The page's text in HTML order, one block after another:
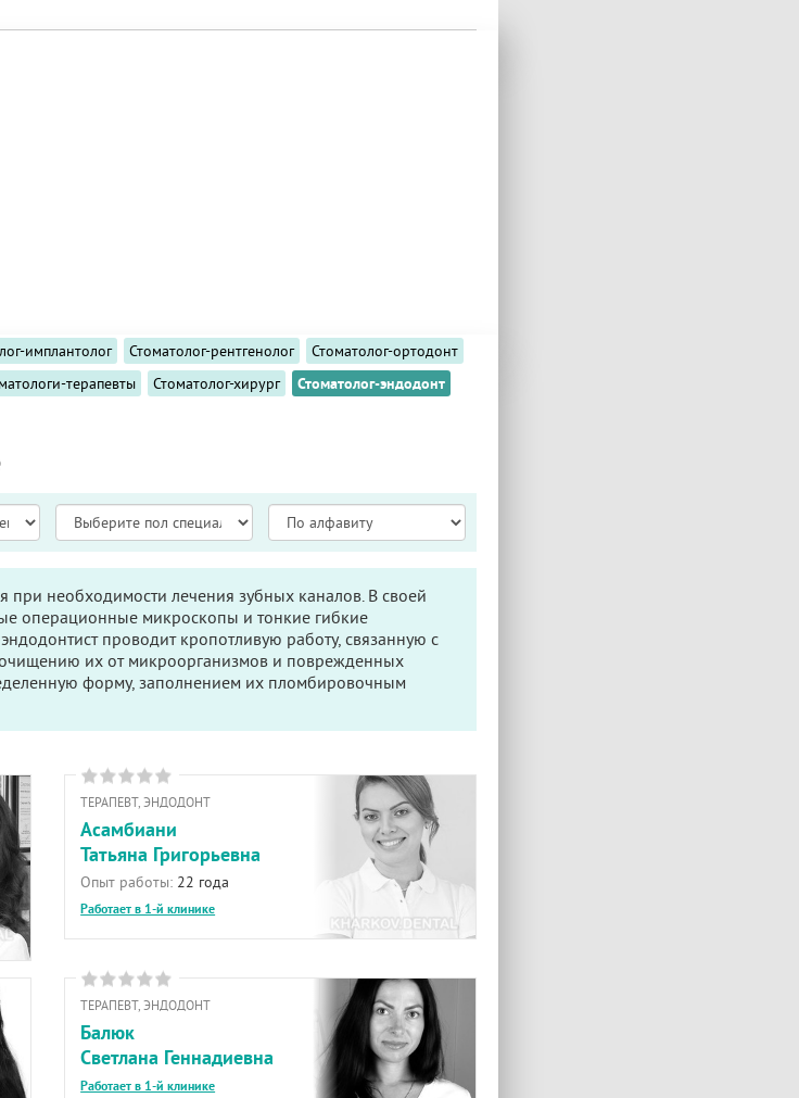
имплантолог Стоматолог-рентгенолог
Стоматолог-ортодонт
терапевты Стоматолог-хирург
Стоматолог-эндодонт
при необходимости лечения зубных каналов. В своей
операционные микроскопы и тонкие гибкие
проводит кропотливую работу, связанную с
их от микроорганизмов и поврежденных
форму, заполнением их пломбировочным
ТЕРАПЕВТ, ЭНДОДОНТ
Асамбиани
Татьяна Григорьевна
Опыт работы: 22 года
Работает в 1-й клинике
ТЕРАПЕВТ, ЭНДОДОНТ
Балюк
Светлана Геннадиевна
Работает в 1-й клинике